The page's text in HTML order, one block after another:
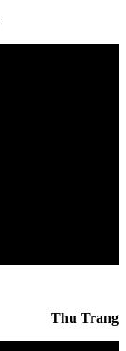
Thu Trang